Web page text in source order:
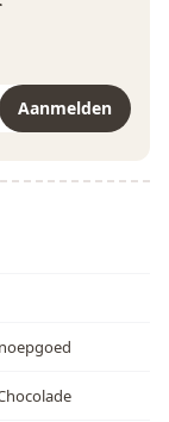
Aanmelden